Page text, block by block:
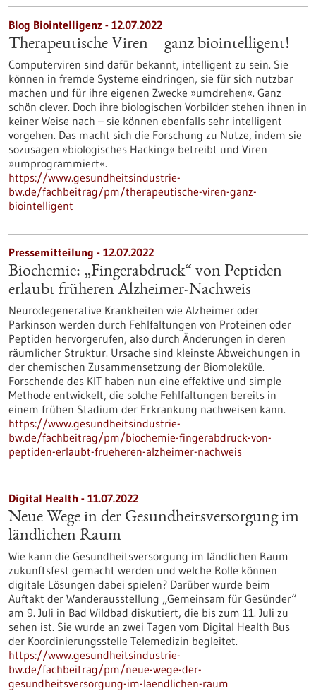
Blog Biointelligenz - 12.07.2022
Therapeutische Viren – ganz biointelligent!
Computerviren sind dafür bekannt, intelligent zu sein. Sie
können in fremde Systeme eindringen, sie für sich nutzbar
machen und für ihre eigenen Zwecke »umdrehen«. Ganz
schön clever. Doch ihre biologischen Vorbilder stehen ihnen in
keiner Weise nach – sie können ebenfalls sehr intelligent
vorgehen. Das macht sich die Forschung zu Nutze, indem sie
sozusagen »biologisches Hacking« betreibt und Viren
»umprogrammiert«.
https://www.gesundheitsindustrie-
bw.de/fachbeitrag/pm/therapeutische-viren-ganz-
biointelligent
Pressemitteilung - 12.07.2022
Biochemie: „Fingerabdruck“ von Peptiden
erlaubt früheren Alzheimer-Nachweis
Neurodegenerative Krankheiten wie Alzheimer oder
Parkinson werden durch Fehlfaltungen von Proteinen oder
Peptiden hervorgerufen, also durch Änderungen in deren
räumlicher Struktur. Ursache sind kleinste Abweichungen in
der chemischen Zusammensetzung der Biomoleküle.
Forschende des KIT haben nun eine effektive und simple
Methode entwickelt, die solche Fehlfaltungen bereits in
einem frühen Stadium der Erkrankung nachweisen kann.
https://www.gesundheitsindustrie-
bw.de/fachbeitrag/pm/biochemie-fingerabdruck-von-
peptiden-erlaubt-frueheren-alzheimer-nachweis
Digital Health - 11.07.2022
Neue Wege in der Gesundheitsversorgung im
ländlichen Raum
Wie kann die Gesundheitsversorgung im ländlichen Raum
zukunftsfest gemacht werden und welche Rolle können
digitale Lösungen dabei spielen? Darüber wurde beim
Auftakt der Wanderausstellung „Gemeinsam für Gesünder“
am 9. Juli in Bad Wildbad diskutiert, die bis zum 11. Juli zu
sehen ist. Sie wurde an zwei Tagen vom Digital Health Bus
der Koordinierungsstelle Telemedizin begleitet.
https://www.gesundheitsindustrie-
bw.de/fachbeitrag/pm/neue-wege-der-
gesundheitsversorgung-im-laendlichen-raum